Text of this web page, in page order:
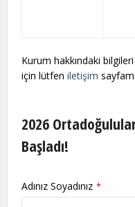
Kurum hakkındaki
için lütfeniletişim
2026
Başladı!
Adınız Soyadınız *